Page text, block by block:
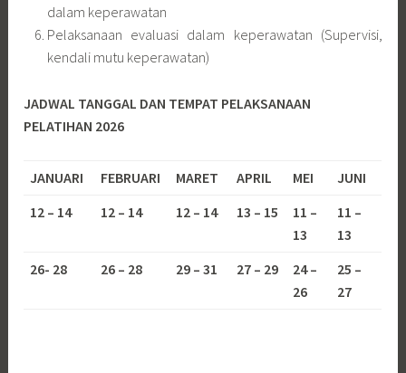
dalam keperawatan
Pelaksanaan evaluasi dalam keperawatan (Supervisi,
kendali mutu keperawatan)
JADWAL TANGGAL DAN TEMPAT PELAKSANAAN
PELATIHAN 2026
JANUARI FEBRUARI MARET APRIL MEI
JUNI
12 – 14
12 – 14 12 – 14 13 – 15
11 –
13
11 –
13
26- 28
26 – 28 29 – 31 27 – 29
24 –
26
25 –
27